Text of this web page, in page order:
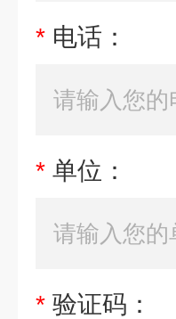
* 电话：
* 单位：
* 验证码：